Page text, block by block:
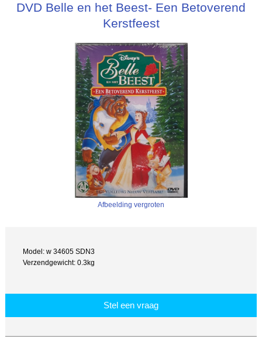
DVD Belle en het Beest- Een Betoverend
Kerstfeest
Afbeelding vergroten
Model: w 34605 SDN3
Verzendgewicht: 0.3kg
Stel een vraag